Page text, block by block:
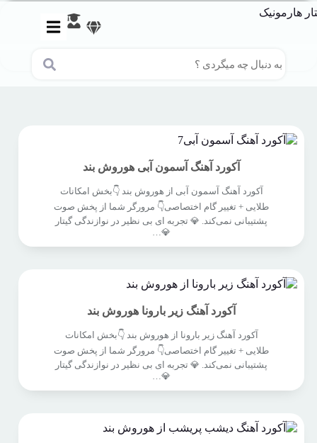
آکورد آهنگ آسمون آبی هوروش بند
آکورد آهنگ آسمون آبی از هوروش بند 👇بخش امکانات
طلایی + تغییر گام اختصاصی👇 مرورگر شما از پخش صوت
پشتیبانی نمی‌کند. 💎 تجربه ای بی نظیر در نوازندگی گیتار
💎…
آکورد آهنگ زیر بارونا هوروش بند
آکورد آهنگ زیر بارونا از هوروش بند 👇بخش امکانات
طلایی + تغییر گام اختصاصی👇 مرورگر شما از پخش صوت
پشتیبانی نمی‌کند. 💎 تجربه ای بی نظیر در نوازندگی گیتار
💎…